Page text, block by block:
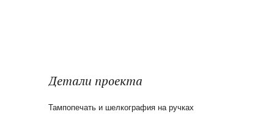
Детали проекта
Тампопечать и шелкография на ручках